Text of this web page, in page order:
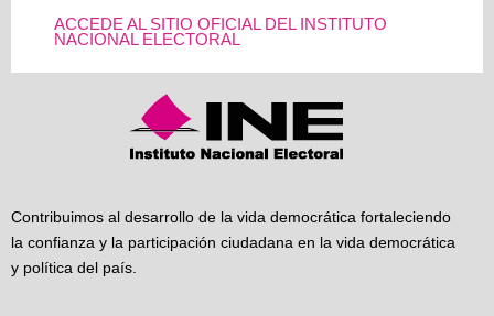
ACCEDE AL SITIO OFICIAL DEL INSTITUTO
NACIONAL ELECTORAL
Contribuimos al desarrollo de la vida democrática fortaleciendo
la confianza y la participación ciudadana en la vida democrática
y política del país.